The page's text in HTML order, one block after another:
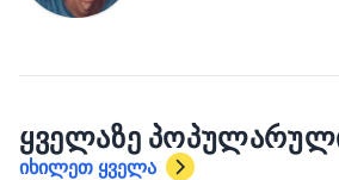
ᲧᲕᲔᲚᲐᲖᲔ
იხილეთ ყველა